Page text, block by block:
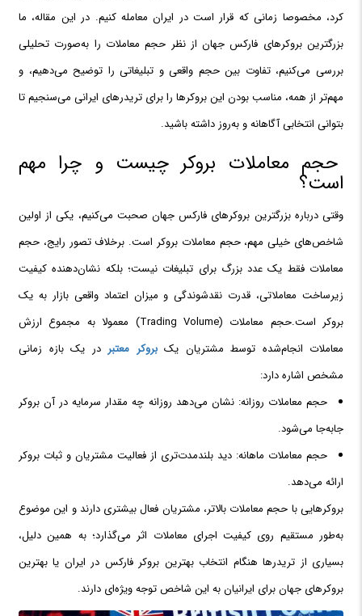
کرد، مخصوصا زمانی که قرار است در ایران معامله کنیم. در این مقاله، ما
بزرگترین بروکرهای فارکس جهان از نظر حجم معاملات را به‌صورت تحلیلی
بررسی می‌کنیم، تفاوت بین حجم واقعی و تبلیغاتی را توضیح می‌دهیم، و
مهم‌تر از همه، مناسب بودن این بروکرها را برای تریدرهای ایرانی می‌سنجیم تا
بتوانی انتخابی آگاهانه و به‌روز داشته باشید.
حجم معاملات بروکر چیست و چرا مهم
است؟
وقتی درباره بزرگترین بروکرهای فارکس جهان صحبت می‌کنیم، یکی از اولین
شاخص‌های خیلی مهم، حجم معاملات بروکر است. برخلاف تصور رایج، حجم
معاملات فقط یک عدد بزرگ برای تبلیغات نیست؛ بلکه نشان‌دهنده کیفیت
زیرساخت معاملاتی، قدرت نقدشوندگی و میزان اعتماد واقعی بازار به یک
بروکر است.حجم معاملات (Trading Volume) معمولا به مجموع ارزش
معاملات انجام‌شده توسط مشتریان یک بروکر معتبر در یک بازه زمانی
مشخص اشاره دارد:
حجم معاملات روزانه: نشان می‌دهد روزانه چه مقدار سرمایه در آن بروکر
جابه‌جا می‌شود.
حجم معاملات ماهانه: دید بلندمدت‌تری از فعالیت مشتریان و ثبات بروکر
ارائه می‌دهد.
بروکرهایی با حجم معاملات بالاتر، مشتریان فعال بیشتری دارند و این موضوع
به‌طور مستقیم روی کیفیت اجرای معاملات اثر می‌گذارد؛ به همین دلیل،
بسیاری از تریدرها هنگام انتخاب بهترین بروکر فارکس در ایران یا بهترین
بروکرهای جهان برای ایرانیان به این شاخص توجه ویژه‌ای دارند.